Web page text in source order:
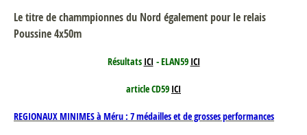
Le titre de chammpionnes du Nord également pour le relais
Poussine 4x50m
Résultats ICI - ELAN59 ICI
article CD59 ICI
REGIONAUX MINIMES à Méru : 7 médailles et de grosses performances